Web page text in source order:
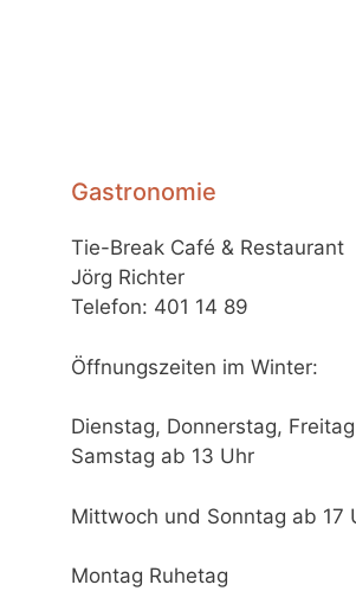
Gastronomie
Tie-Break Café & Restaurant
Jörg Richter
Telefon: 401 14 89
Öffnungszeiten im Winter:
Dienstag, Donnerstag,
Samstag ab 13 Uhr
Mittwoch und Sonntag ab 17
Montag Ruhetag